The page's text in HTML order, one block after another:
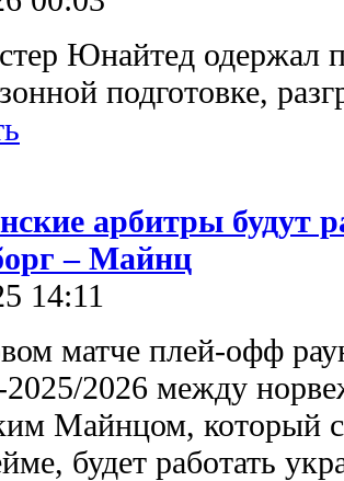
Юнайтед одержал
подготовке,
арбитры будут
– Майнц
14:11
матче плей-офф
2026 между
Майнцом, который
будет работать